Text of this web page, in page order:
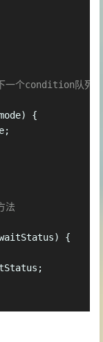
个condition队列
{
法
{